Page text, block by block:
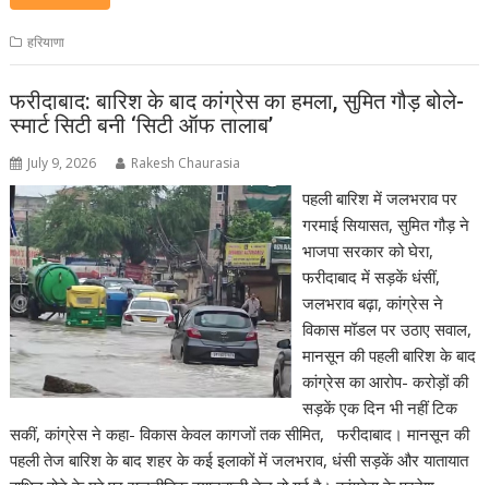
हरियाणा
फरीदाबाद: बारिश के बाद कांग्रेस का हमला, सुमित गौड़ बोले-
स्मार्ट सिटी बनी ‘सिटी ऑफ तालाब’
July 9, 2026 Rakesh Chaurasia
पहली बारिश में जलभराव पर
गरमाई सियासत, सुमित गौड़ ने
भाजपा सरकार को घेरा,
फरीदाबाद में सड़कें धंसीं,
जलभराव बढ़ा, कांग्रेस ने
विकास मॉडल पर उठाए सवाल,
मानसून की पहली बारिश के बाद
कांग्रेस का आरोप- करोड़ों की
सड़कें एक दिन भी नहीं टिक
सकीं, कांग्रेस ने कहा- विकास केवल कागजों तक सीमित, फरीदाबाद। मानसून की
पहली तेज बारिश के बाद शहर के कई इलाकों में जलभराव, धंसी सड़कें और यातायात